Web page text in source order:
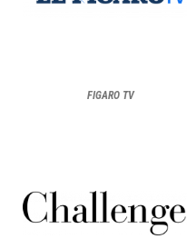
FIGARO TV